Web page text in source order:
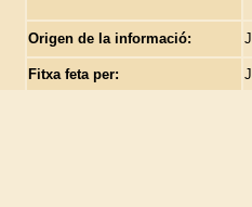
Origen de la informació:
Fitxa feta per: